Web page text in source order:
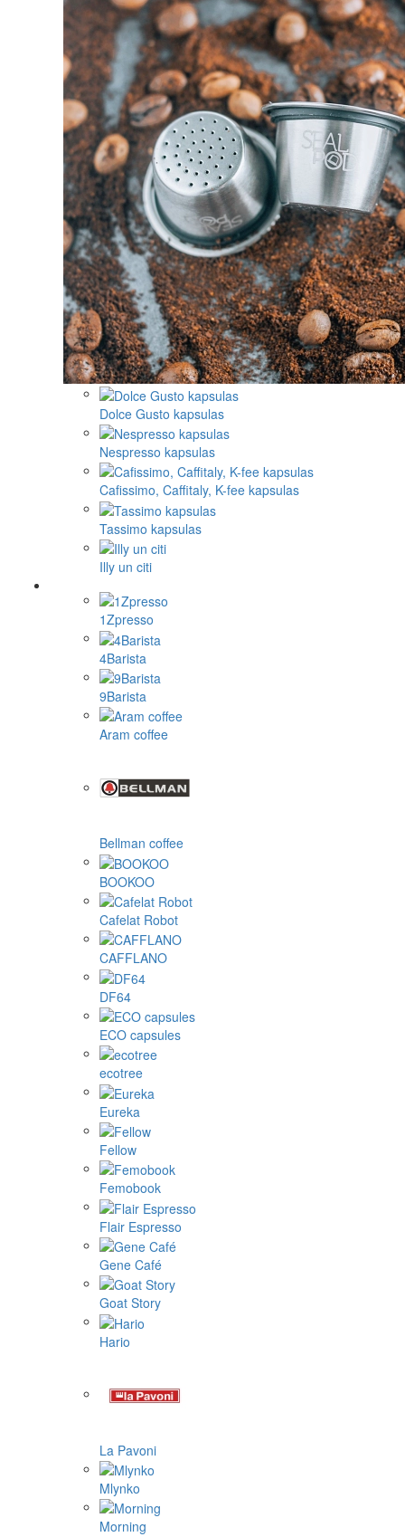
Dolce Gusto kapsulas
Nespresso kapsulas
Cafissimo, Caffitaly, K-fee kapsulas
Tassimo kapsulas
Illy un citi
1Zpresso
4Barista
9Barista
Aram coffee
Bellman coffee
BOOKOO
Cafelat Robot
CAFFLANO
DF64
ECO capsules
ecotree
Eureka
Fellow
Femobook
Flair Espresso
Gene Café
Goat Story
Hario
La Pavoni
Mlynko
Morning